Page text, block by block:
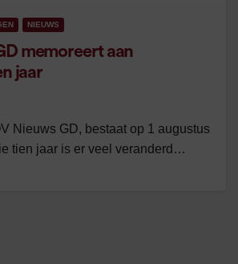
NIEUWS
memoreert aan
jaar
Nieuws GD, bestaat op 1 augustus
tien jaar is er veel veranderd…